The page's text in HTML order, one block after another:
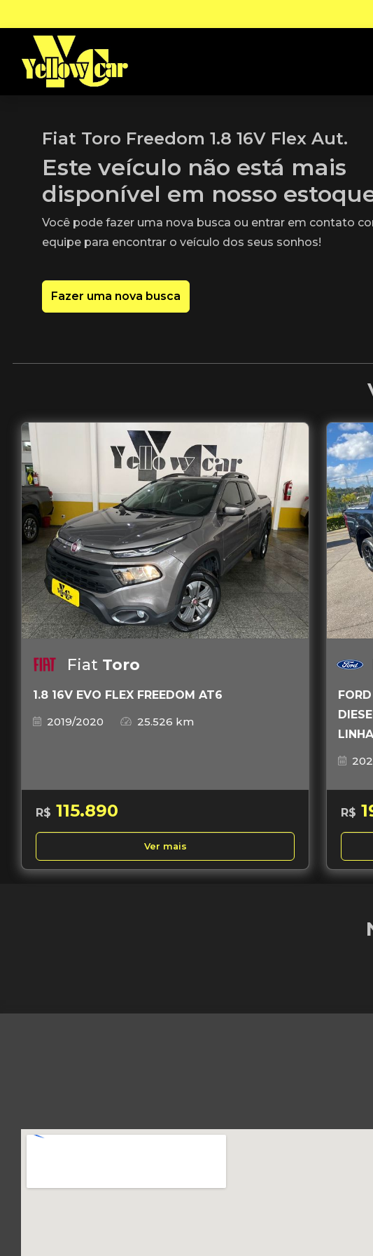
Fiat Toro Freedom 1.8 16V Flex Aut.
Este veículo não está mais
disponível em nosso
Você pode fazer uma nova busca ou entrar em contato
equipe para encontrar o veículo dos seus sonhos!
Fazer uma nova busca
Fiat Toro
1.8 16V EVO FLEX FREEDOM AT6
2019/2020
25.526 km
R$ 115.890
Ver mais
R$